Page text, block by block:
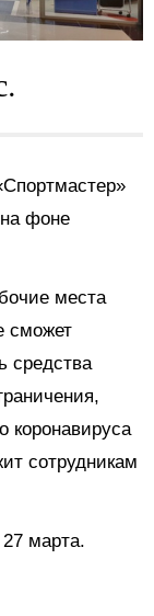
фоне
места
сможет
средства
коронавируса
сотрудникам
марта.